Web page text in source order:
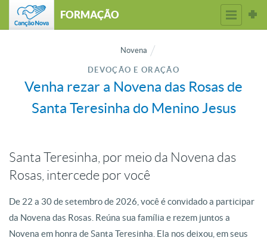
FORMAÇÃO
Novena
DEVOÇÃO E ORAÇÃO
Venha rezar a Novena das Rosas de
Santa Teresinha do Menino Jesus
Santa Teresinha, por meio da Novena das
Rosas, intercede por você
De 22 a 30 de setembro de 2026, você é convidado a participar
da Novena das Rosas. Reúna sua família e rezem juntos a
Novena em honra de Santa Teresinha. Ela nos deixou, em seus